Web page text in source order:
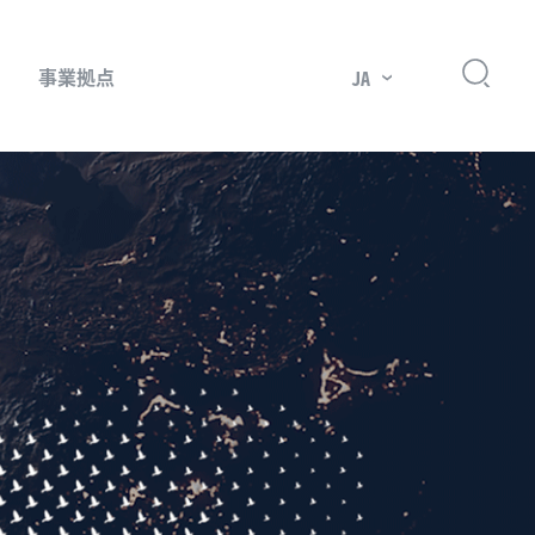
ッサー用部品
市場
事業拠点 JA